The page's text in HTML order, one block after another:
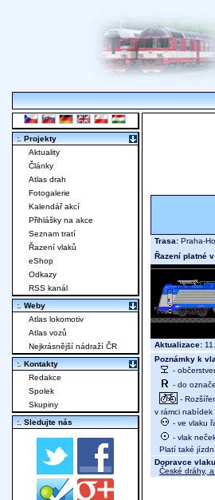
Trasa: Praha-
Řazení platné
Aktualizace:
Poznámky k
-
- do
-
v rámci nabídek
- ve vlaku
- vlak
Platí také
Dopravce
České dráhy,
:. Projekty
Aktuality
Články
Atlas drah
Fotogalerie
Kalendář akcí
Přihlášky na akce
Seznam tratí
Řazení vlaků
eShop
Odkazy
RSS kanál
:. Weby
Atlas lokomotiv
Atlas vozů
Nejkrásnější nádraží ČR
:. Kontakty
Redakce
Spolek
Skupiny
:. Sledujte nás